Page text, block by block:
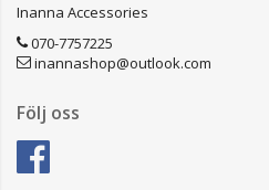
Inanna Accessories
070-7757225
inannashop@outlook.com
Följ oss